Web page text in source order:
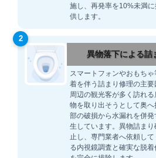
施し、再発率を10%未満
供します。
2
異物落下による詰
スマートフォンやおもち
着を伴う詰まり修理の主
周辺の観光客が多く訪れ
物を取り出そうとして奥
部の破損から水漏れを併
生しています。異物詰ま
止し、専門業者へ依頼し
る内視鏡調査と確実な脱